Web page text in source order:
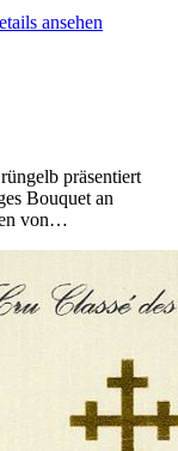
ansehen
präsentiert
Bouquet an
von…